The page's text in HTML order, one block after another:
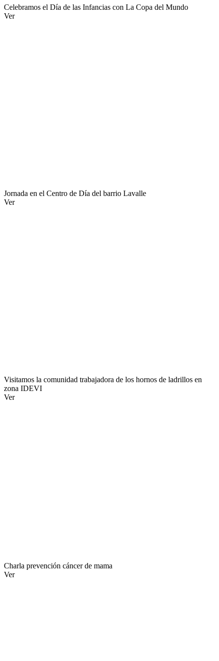
Celebramos el Día de las Infancias con La Copa del Mundo
Ver
Jornada en el Centro de Día del barrio Lavalle
Ver
Visitamos la comunidad trabajadora de los hornos de ladrillos en
zona IDEVI
Ver
Charla prevención cáncer de mama
Ver